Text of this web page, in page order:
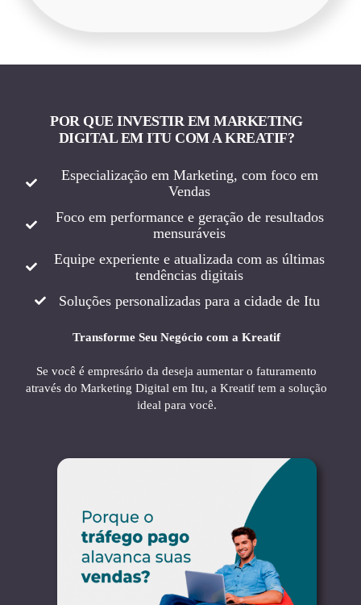
POR QUE INVESTIR EM MARKETING
DIGITAL EM ITU COM A KREATIF?
Especialização em Marketing, com foco em
Vendas
Foco em performance e geração de resultados
mensuráveis
Equipe experiente e atualizada com as últimas
tendências digitais
Soluções personalizadas para a cidade de Itu
Transforme Seu Negócio com a Kreatif
Se você é empresário da deseja aumentar o faturamento
através do Marketing Digital em Itu, a Kreatif tem a solução
ideal para você.